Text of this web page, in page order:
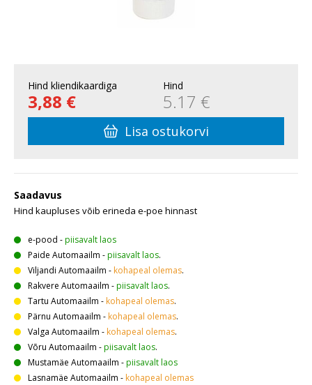
Hind kliendikaardiga
3,88 €
Hind
5.17 €
Lisa ostukorvi
Saadavus
Hind kaupluses võib erineda e-poe hinnast
e-pood -piisavalt laos
Paide Automaailm -piisavalt laos.
Viljandi Automaailm - kohapeal olemas.
Rakvere Automaailm -piisavalt laos.
Tartu Automaailm - kohapeal olemas.
Pärnu Automaailm - kohapeal olemas.
Valga Automaailm - kohapeal olemas.
Võru Automaailm -piisavalt laos.
Mustamäe Automaailm -piisavalt laos
Lasnamäe Automaailm - kohapeal olemas